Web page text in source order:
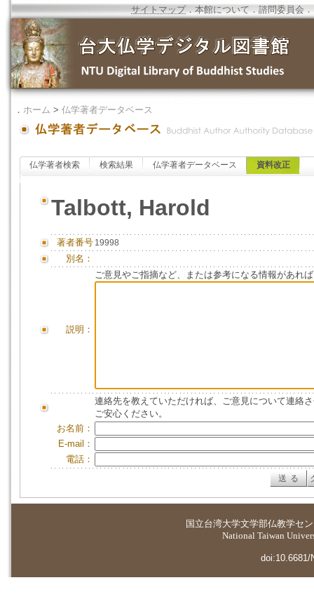
サイトマップ．本館について ．諮問委員会 ．
． ホーム > 仏学著者データベース
仏学著者検索 検索結果 仏学著者データベース 資料改正
Talbott, Harold
著者番号 19998
別名：
説明：
ご意見やご指摘など、または参考になる情報があれ
連絡先を教えていただければ、ご意見について連絡
ご安心ください。
お名前：
E-mail：
電話：
国立台湾大学文学部仏教学セ
National Taiwan
doi:10.6681/